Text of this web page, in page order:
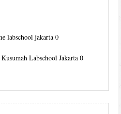
labschool jakarta 0
Labschool Jakarta 0